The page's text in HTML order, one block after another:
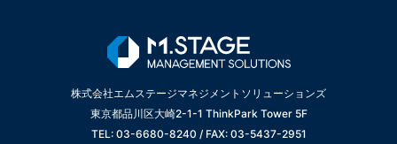
株式会社エムステージマネジメントソリューションズ
東京都品川区大崎2-1-1 ThinkPark Tower 5F
TEL: 03-6680-8240 / FAX: 03-5437-2951